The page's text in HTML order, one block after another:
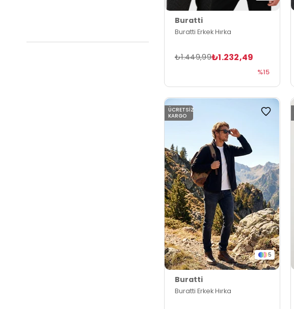
Buratti
Buratti Erkek Hırka
₺1.232,49
₺1.449,99
%15
5
Buratti
Buratti Erkek Hırka
ÜCRETSIZ
KARGO